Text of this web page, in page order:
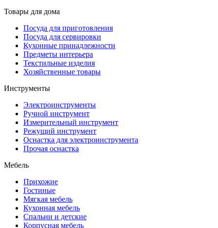
Товары для дома
Посуда для приготовления
Посуда для сервировки
Кухонные принадлежности
Предметы интерьера
Текстильные изделия
Хозяйственные товары
Инструменты
Электроинструменты
Ручной инструмент
Измерительный инструмент
Режущий инструмент
Оснастка для электроинструмента
Прочая оснастка
Мебель
Прихожие
Гостиные
Мягкая мебель
Кухонная мебель
Спальни и детские
Корпусная мебель